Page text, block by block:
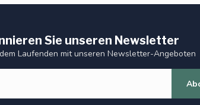
Sie unseren Newsletter
Laufenden mit unseren Newsletter-Angeboten